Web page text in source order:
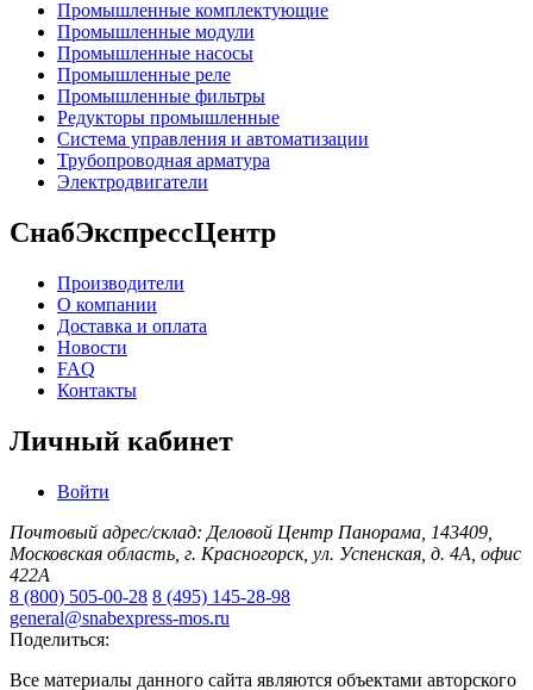
Промышленные комплектующие
Промышленные модули
Промышленные насосы
Промышленные реле
Промышленные фильтры
Редукторы промышленные
Система управления и автоматизации
Трубопроводная арматура
Электродвигатели
СнабЭкспрессЦентр
Производители
О компании
Доставка и оплата
Новости
FAQ
Контакты
Личный кабинет
Войти
Почтовый адрес/склад: Деловой Центр Панорама, 143409,
Московская область, г. Красногорск, ул. Успенская, д. 4А, офис
422А
8 (800) 505-00-28 8 (495) 145-28-98
general@snabexpress-mos.ru
Поделиться:
Все материалы данного сайта являются объектами авторского